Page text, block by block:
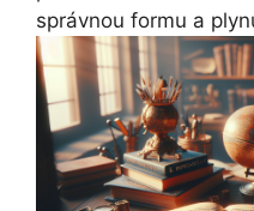
správnou formu a